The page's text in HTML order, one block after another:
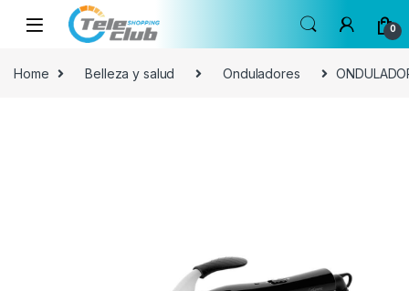
Skip to navigation
Skip to content
0
Home Belleza y salud Onduladores